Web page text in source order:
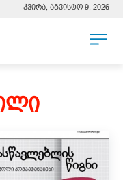
კვირა, აგვისტო 9, 2026